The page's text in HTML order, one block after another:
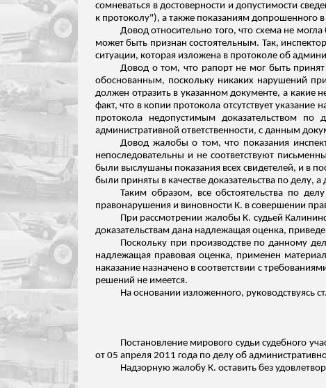
сомневаться в достоверности и допустимости
к протоколу"), а также показаниям допрошенного
Довод относительно того, что схема не
может быть признан состоятельным. Так,
ситуации, которая изложена в протоколе об
Довод о том, что рапорт не мог быть принят
обоснованным, поскольку никаких нарушений
должен отразить в указанном документе, а какие
факт, что в копии протокола отсутствует
протокола недопустимым доказательством
административной ответственности, с данным
Довод жалобы о том, что показания
непоследовательны и не соответствуют
были выслушаны показания всех свидетелей, и в
были приняты в качестве доказательства по делу, а
Таким образом, все обстоятельства по
правонарушения и виновности К. в совершении
При рассмотрении жалобы К. судьей
доказательствам дана надлежащая оценка,
Поскольку при производстве по данному
надлежащая правовая оценка, применен
наказание назначено в соответствии с
решений не имеется.
На основании изложенного, руководствуясь
Постановление мирового судьи судебного
от 05 апреля 2011 года по делу об
Надзорную жалобу К. оставить без